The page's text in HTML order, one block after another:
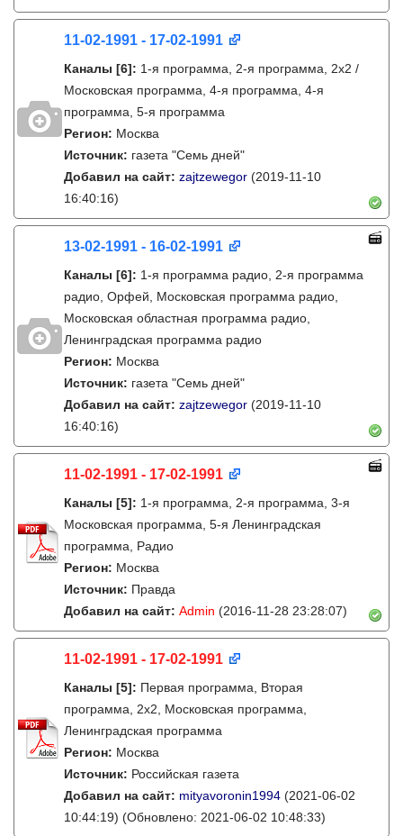
11-02-1991 - 17-02-1991
Каналы [6]: 1-я программа, 2-я программа, 2х2 /
Московская программа, 4-я программа, 4-я
программа, 5-я программа
Регион: Москва
Источник: газета "Семь дней"
Добавил на сайт: zajtzewegor (2019-11-10
16:40:16)
13-02-1991 - 16-02-1991
Каналы [6]: 1-я программа радио, 2-я программа
радио, Орфей, Московская программа радио,
Московская областная программа радио,
Ленинградская программа радио
Регион: Москва
Источник: газета "Семь дней"
Добавил на сайт: zajtzewegor (2019-11-10
16:40:16)
11-02-1991 - 17-02-1991
Каналы [5]: 1-я программа, 2-я программа, 3-я
Московская программа, 5-я Ленинградская
программа, Радио
Регион: Москва
Источник: Правда
Добавил на сайт: Admin (2016-11-28 23:28:07)
11-02-1991 - 17-02-1991
Каналы [5]: Первая программа, Вторая
программа, 2х2, Московская программа,
Ленинградская программа
Регион: Москва
Источник: Российская газета
Добавил на сайт: mityavoronin1994 (2021-06-02
10:44:19) (Обновлено: 2021-06-02 10:48:33)